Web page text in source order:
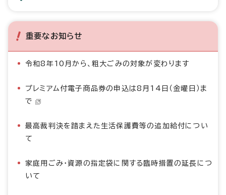
重要なお知らせ
令和8年10月から、粗大ごみの対象が変わります
プレミアム付電子商品券の申込は8月14日（金曜日）ま
で
最高裁判決を踏まえた生活保護費等の追加給付につい
て
家庭用ごみ・資源の指定袋に関する臨時措置の延長につ
いて